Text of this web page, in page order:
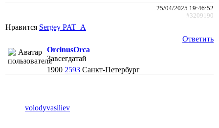
25/04/2025 19:46:52
#3209190
Нравится Sergey PAT_A
Ответить
ОrcinusОrca
Завсегдатай
1900 2593 Санкт-Петербург
volodyvasiliev